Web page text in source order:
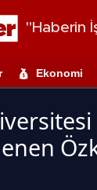
"Haberin
Ekonomi